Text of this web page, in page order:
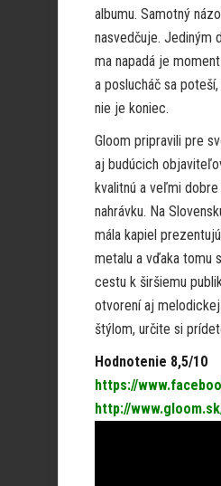
albumu. Samotný
nasvedčuje. Jediným
ma napadá je
a poslucháč sa
nie je koniec.
Gloom pripravili pre
aj budúcich
kvalitnú a veľmi
nahrávku. Na
mála kapiel
metalu a vďaka tomu
cestu k širšiemu
otvorení aj
štýlom, určite si
Hodnotenie 8,5/10
https://
http://